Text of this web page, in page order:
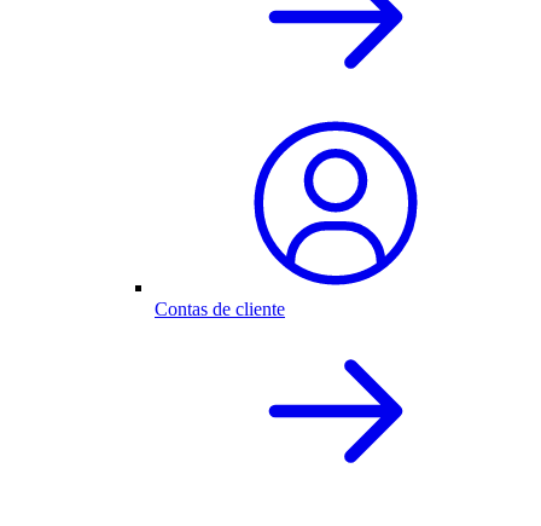
Contas de cliente